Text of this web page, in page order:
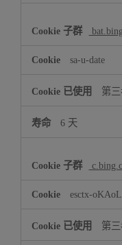
sa-u-date
第
6 天
esctx-
第